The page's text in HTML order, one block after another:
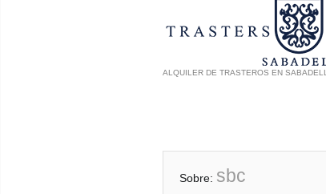
ALQUILER DE TRASTEROS EN SABADELL
Sobre: sbc